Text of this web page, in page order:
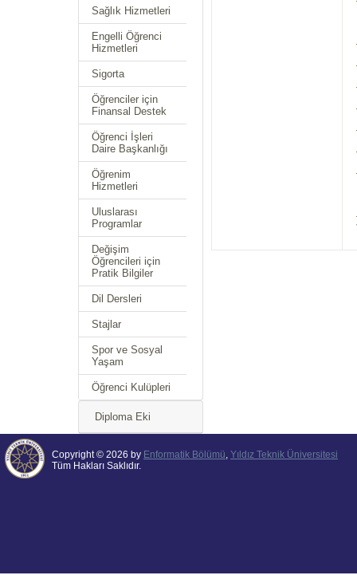
Sağlık Hizmetleri
Engelli Öğrenci
Hizmetleri
Sigorta
Öğrenciler için
Finansal Destek
Öğrenci İşleri
Daire Başkanlığı
Öğrenim
Hizmetleri
Uluslarası
Programlar
Değişim
Öğrencileri için
Pratik Bilgiler
Dil Dersleri
Stajlar
Spor ve Sosyal
Yaşam
Öğrenci Kulüpleri
Diploma Eki
Copyright © 2026 by Enformatik Bölümü, Yıldız Teknik Üniversitesi
Tüm Hakları Saklıdır.